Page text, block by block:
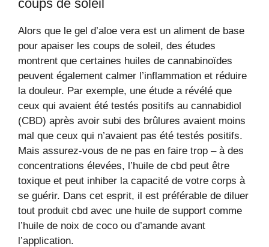
coups de soleil
Alors que le gel d’aloe vera est un aliment de base
pour apaiser les coups de soleil, des études
montrent que certaines huiles de cannabinoïdes
peuvent également calmer l’inflammation et réduire
la douleur. Par exemple, une étude a révélé que
ceux qui avaient été testés positifs au cannabidiol
(CBD) après avoir subi des brûlures avaient moins
mal que ceux qui n’avaient pas été testés positifs.
Mais assurez-vous de ne pas en faire trop – à des
concentrations élevées, l’huile de cbd peut être
toxique et peut inhiber la capacité de votre corps à
se guérir. Dans cet esprit, il est préférable de diluer
tout produit cbd avec une huile de support comme
l’huile de noix de coco ou d’amande avant
l’application.